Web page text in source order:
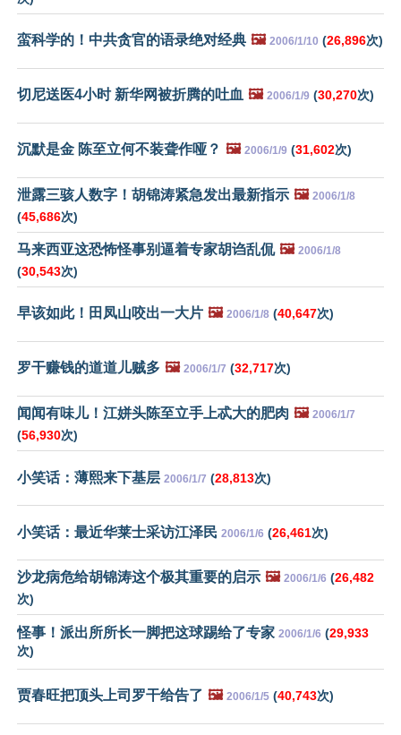
蛮科学的！中共贪官的语录绝对经典 🖼️ 2006/1/10 (26,896次)
切尼送医4小时 新华网被折腾的吐血 🖼️ 2006/1/9 (30,270次)
沉默是金 陈至立何不装聋作哑？ 🖼️ 2006/1/9 (31,602次)
泄露三骇人数字！胡锦涛紧急发出最新指示 🖼️ 2006/1/8
(45,686次)
马来西亚这恐怖怪事别逼着专家胡诌乱侃 🖼️ 2006/1/8
(30,543次)
早该如此！田凤山咬出一大片 🖼️ 2006/1/8 (40,647次)
罗干赚钱的道道儿贼多 🖼️ 2006/1/7 (32,717次)
闻闻有味儿！江姘头陈至立手上忒大的肥肉 🖼️ 2006/1/7
(56,930次)
小笑话：薄熙来下基层 2006/1/7 (28,813次)
小笑话：最近华莱士采访江泽民 2006/1/6 (26,461次)
沙龙病危给胡锦涛这个极其重要的启示 🖼️ 2006/1/6 (26,482
次)
怪事！派出所所长一脚把这球踢给了专家 2006/1/6 (29,933
次)
贾春旺把顶头上司罗干给告了 🖼️ 2006/1/5 (40,743次)